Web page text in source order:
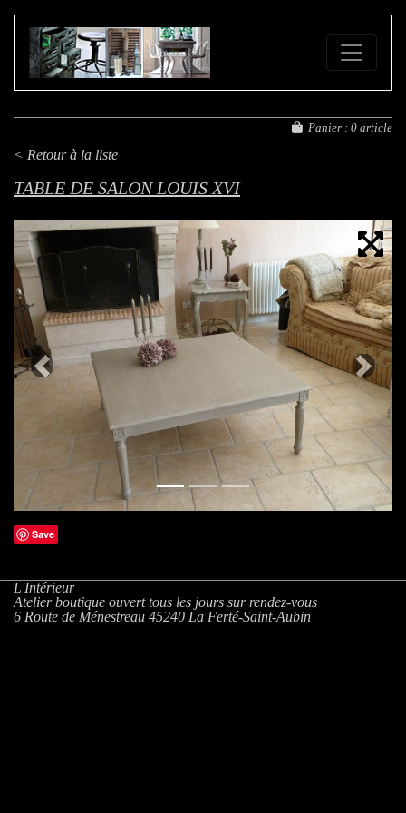
Panier : 0 article
< Retour à la liste
TABLE DE SALON LOUIS XVI
Previous Next
Save
L'Intérieur
Atelier boutique ouvert tous les jours sur rendez-vous
6 Route de Ménestreau 45240 La Ferté-Saint-Aubin